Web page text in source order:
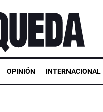
OPINIÓN INTERNACIONAL